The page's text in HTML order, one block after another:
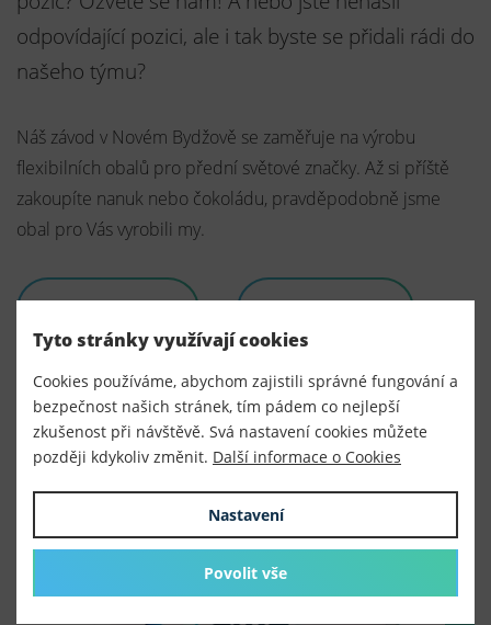
odpovídající pozici, ale i tak byste se přidali rádi do
našeho týmu?
Náš závod v Novém Bydžově se zaměřuje na výrobu
flexibilních obalů pro přední světové značky. Až si příště
zakoupíte nanuk nebo čokoládu, pravděpodobně jsme
obal pro Vás vyrobili my.
Tyto stránky využívají cookies
Cookies používáme, abychom zajistili správné fungování a
bezpečnost našich stránek, tím pádem co nejlepší
zkušenost při návštěvě. Svá nastavení cookies můžete
později kdykoliv změnit. Další informace o Cookies
Nastavení
Povolit vše